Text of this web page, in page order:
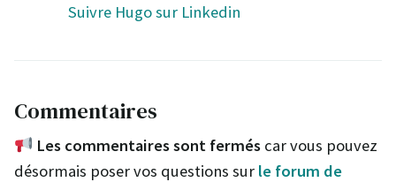
Suivre Hugo sur Linkedin
Commentaires
Les commentaires sont fermés car vous pouvez
désormais poser vos questions sur le forum de